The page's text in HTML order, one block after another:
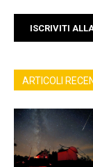
ISCRIVITI
ARTICOLI